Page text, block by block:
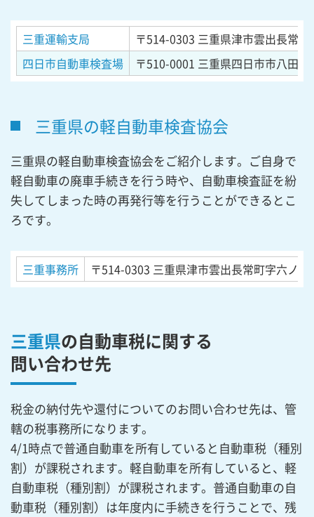
三重運輸支局 〒514-0303 三重県津市雲出長常
四日市自動車検査場
〒510-0001 三重県四日市市八田3
三重県の軽自動車検査協会
三重県の軽自動車検査協会をご紹介します。ご自身で
軽自動車の廃車手続きを行う時や、自動車検査証を紛
失してしまった時の再発行等を行うことができるとこ
ろです。
三重事務所 〒514-0303 三重県津市雲出長常町字六ノ
三重県の自動車税に関する
問い合わせ先
税金の納付先や還付についてのお問い合わせ先は、管
轄の税事務所になります。
4/1時点で普通自動車を所有していると自動車税（種別
割）が課税されます。軽自動車を所有していると、軽
自動車税（種別割）が課税されます。普通自動車の自
動車税（種別割）は年度内に手続きを行うことで、残